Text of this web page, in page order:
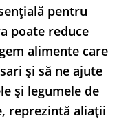
pentru
poate reduce
alimente care
și să ne ajute
și legumele de
reprezintă aliații